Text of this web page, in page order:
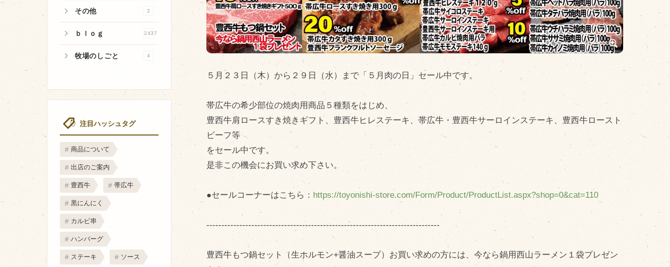
その他 2
ｂｌｏｇ 2437
牧場のしごと 4
注目ハッシュタグ
商品について
出店のご案内
豊西牛 帯広牛
黒にんにく
カルビ串
ハンバーグ
ステーキ ソース
５月２３日（木）から２９日（水）まで「５月肉の日」セール中です。
帯広牛の希少部位の焼肉用商品５種類をはじめ、
豊西牛肩ロースすき焼きギフト、豊西牛ヒレステーキ、帯広牛・豊西牛サーロインステーキ、豊西牛ロースト
ビーフ等
をセール中です。
是非この機会にお買い求め下さい。
●セールコーナーはこちら： https://toyonishi-store.com/Form/Product/ProductList.aspx?shop=0&cat=110
------------------------------------------------------------------------------
豊西牛もつ鍋セット（生ホルモン+醤油スープ）お買い求めの方には、今なら鍋用西山ラーメン１袋プレゼン
飼育している牛について
食肉加工場を新設
衛生管理体制
業務管理体制
品質管理体制
最新の設備
ＢtoＢ受発注システム
瑕疵とは
豊西牛
厚切ステーキ
カルビ串
黒にんにく
豊西ソース
ギフト
取り扱い店
販売店
飲食店
その他
マップから探す
問い合わせ
個人のお客様
法人のお客様
Facebook
Twitter
LINE公式アカウント
Instagram
RSS フィード